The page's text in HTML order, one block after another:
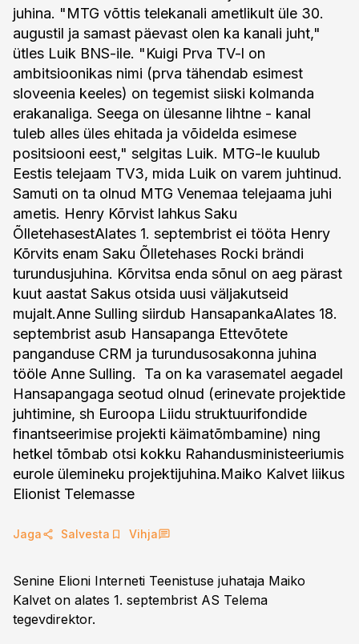
juhina. "MTG võttis telekanali ametlikult üle 30.
augustil ja samast päevast olen ka kanali juht,"
ütles Luik BNS-ile. "Kuigi Prva TV-l on
ambitsioonikas nimi (prva tähendab esimest
sloveenia keeles) on tegemist siiski kolmanda
erakanaliga. Seega on ülesanne lihtne - kanal
tuleb alles üles ehitada ja võidelda esimese
positsiooni eest," selgitas Luik. MTG-le kuulub
Eestis telejaam TV3, mida Luik on varem juhtinud.
Samuti on ta olnud MTG Venemaa telejaama juhi
ametis. Henry Kõrvist lahkus Saku
ÕlletehasestAlates 1. septembrist ei tööta Henry
Kõrvits enam Saku Õlletehases Rocki brändi
turundusjuhina. Kõrvitsa enda sõnul on aeg pärast
kuut aastat Sakus otsida uusi väljakutseid
mujalt.Anne Sulling siirdub HansapankaAlates 18.
septembrist asub Hansapanga Ettevõtete
panganduse CRM ja turundusosakonna juhina
tööle Anne Sulling. Ta on ka varasematel aegadel
Hansapangaga seotud olnud (erinevate projektide
juhtimine, sh Euroopa Liidu struktuurifondide
finantseerimise projekti käimatõmbamine) ning
hetkel tõmbab otsi kokku Rahandusministeeriumis
eurole ülemineku projektijuhina.Maiko Kalvet liikus
Elionist Telemasse
Jaga Salvesta Vihja
Senine Elioni Interneti Teenistuse juhataja Maiko
Kalvet on alates 1. septembrist AS Telema
tegevdirektor.